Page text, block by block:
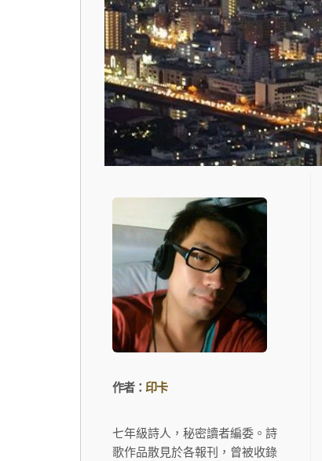
作者： 印卡
七年級詩人，秘密讀者編委。詩
歌作品散見於各報刊，曾被收錄